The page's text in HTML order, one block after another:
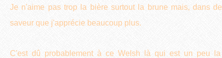
Je n'aime pas trop la bière surtout la brune mais, dans
saveur que j'apprécie beaucoup plus.
C'est dû probablement à ce Welsh là qui est un peu